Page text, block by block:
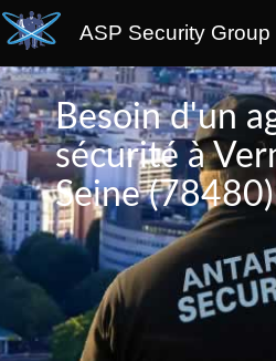
ASP Security Group
Besoin d'un
sécurité à
Seine